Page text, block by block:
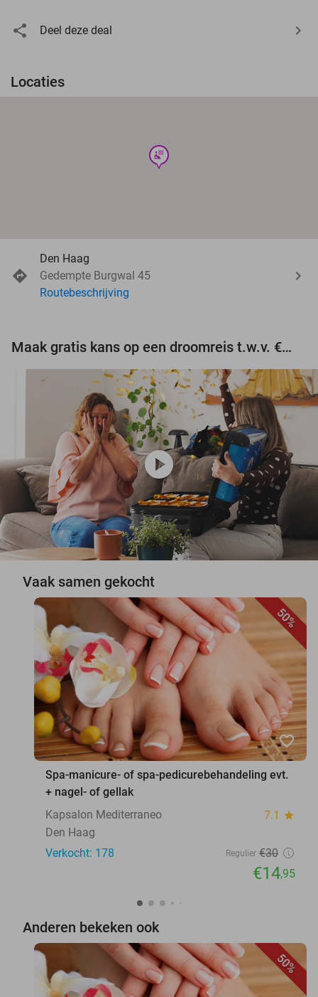
Deel deze deal
Locaties
wellness
Den Haag
Gedempte Burgwal 45
Routebeschrijving
Maak gratis kans op een droomreis t.w.v. €3.000!
play_circle
Vaak samen gekocht
50%
favorite_border
Spa-manicure- of spa-pedicurebehandeling evt.
+ nagel- of gellak
Kapsalon Mediterraneo
7.1 star
Den Haag
Verkocht: 178
Regulier €30
€14,95
Anderen bekeken ook
50%